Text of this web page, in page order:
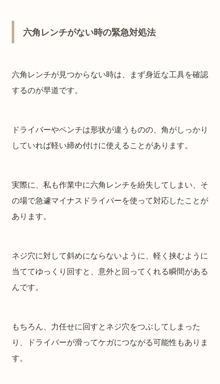
六角レンチがない時の緊急対処法
六角レンチが見つからない時は、まず身近な工具を確認
するのが早道です。
ドライバーやペンチは形状が違うものの、角がしっかり
していれば軽い締め付けに使えることがあります。
実際に、私も作業中に六角レンチを紛失してしまい、そ
の場で急遽マイナスドライバーを使って対応したことが
あります。
ネジ穴に対して斜めにならないように、軽く挟むように
当ててゆっくり回すと、意外と回ってくれる瞬間がある
んです。
もちろん、力任せに回すとネジ穴をつぶしてしまった
り、ドライバーが滑ってケガにつながる可能性もありま
す。